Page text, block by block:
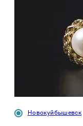
Новокуйбышевск